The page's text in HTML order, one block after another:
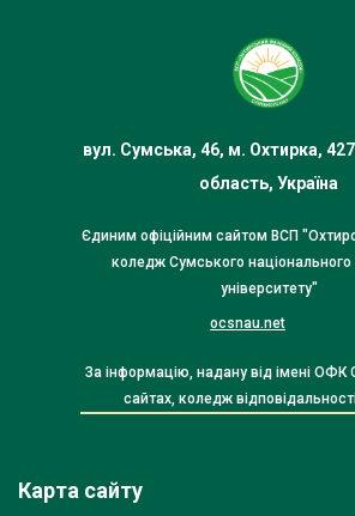
вул. Сумська, 46, м. Охтирка,
область, Україна
Єдиним офіційним сайтом ВСП
коледж Сумського національного
університету"
ocsnau.net
За інформацію, надану від імені ОФК
сайтах, коледж
Карта сайту